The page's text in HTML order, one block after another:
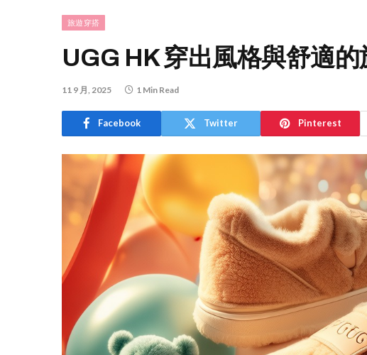
旅遊穿搭
UGG HK 穿出風格與舒適
11 9 月, 2025 1 Min Read
Facebook Twitter Pinterest